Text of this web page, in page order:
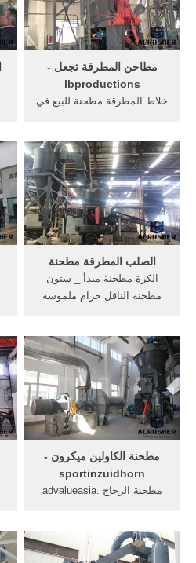
محطم، الدوار ...
مطاحن المطرقة تجعل -
lbproductions
خلاط المطرقة مطحنة للبيع في
ملم . 【دردشة مباشرة】
الصلب المطرقة مطحنة
الكرة مطحنة مبدأ _ ستون
مطحنة الناقل حزام ملموسة
ملم, حجر الصلب المتوسط (
80-120 طن بساعة) اتصل .
[الدردشة على الانترنت] ادوات
المنجم | مطحنة قمح تركيا
مطحنة الكاولين ميكرون -
sportinzuidhorn
مطحنة الزجاج advalueasia.
مطحنة لطحن الكاولين إلى 2 3
ميكرون طحن مطحنة .